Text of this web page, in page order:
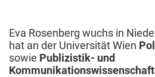
Eva Rosenberg wuchs in
hat an der Universität Wien
sowie Publizistik- und